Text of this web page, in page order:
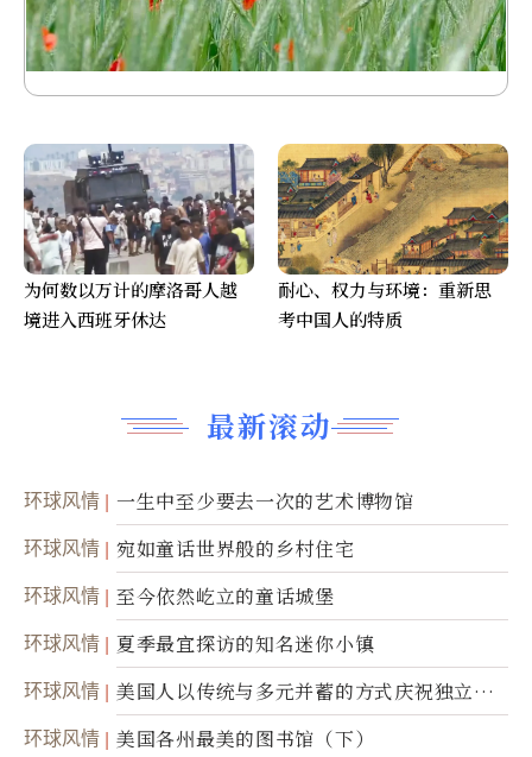
最新滚动
环球风情 一生中至少要去一次的艺术博物馆
环球风情 宛如童话世界般的乡村住宅
环球风情 至今依然屹立的童话城堡
环球风情 夏季最宜探访的知名迷你小镇
环球风情
美国人以传统与多元并蓄的方式庆祝独立日2
50周年
环球风情 美国各州最美的图书馆（下）
为何数以万计的摩洛哥人越
境进入西班牙休达
耐心、权力与环境：重新思
考中国人的特质